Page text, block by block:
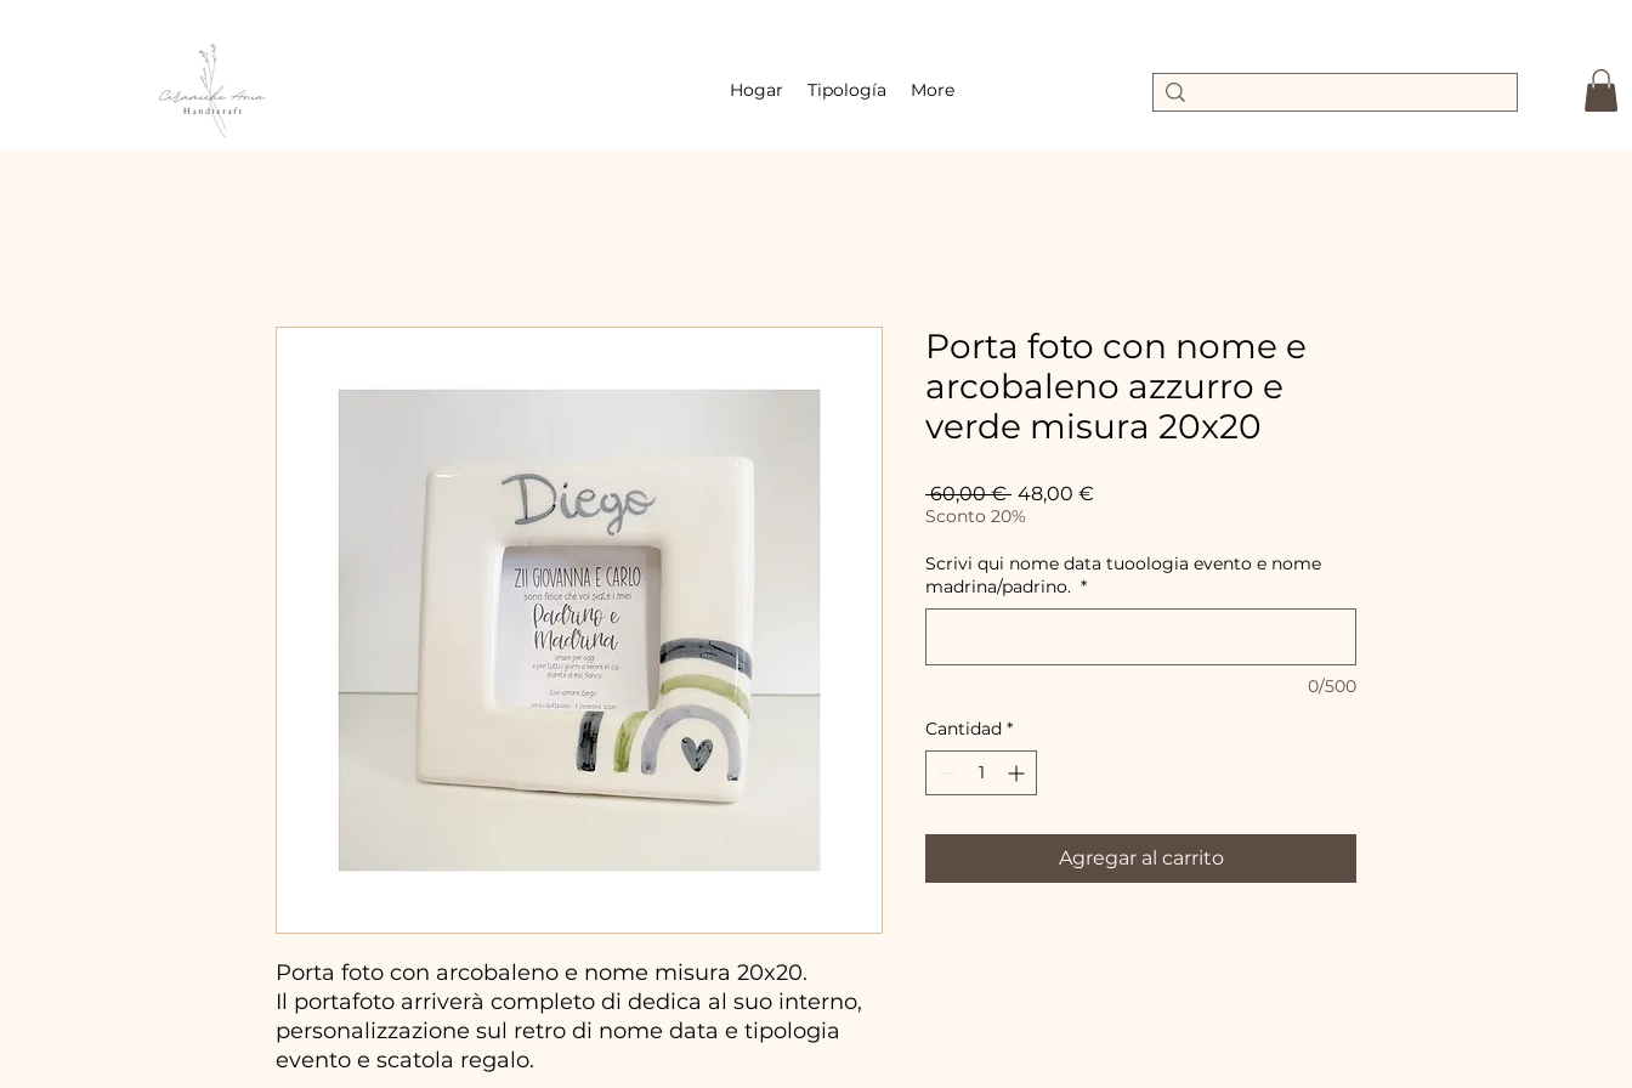
Hogar Tipología More
Porta foto con arcobaleno e nome misura 20x20.
Il portafoto arriverà completo di dedica al suo interno,
personalizzazione sul retro di nome data e tipologia
evento e scatola regalo.
Porta foto con nome e
arcobaleno azzurro e
verde misura 20x20
60,00 € Precio
48,00 €
Sconto 20%
Scrivi qui nome data tuoologia evento e nome
madrina/padrino. *
0/500
Cantidad *
Agregar al carrito